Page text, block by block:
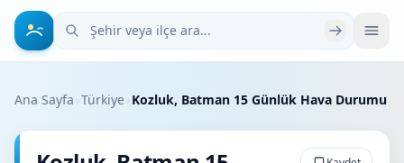
Şehir veya ilçe ara
Ana Sayfa ›Türkiye› Kozluk, Batman 15 Günlük Hava Durumu